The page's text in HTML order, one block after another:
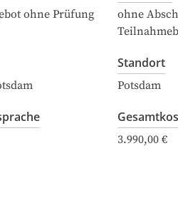
ohne Prüfung
ohne
Standort
Potsdam
3.990,00 €